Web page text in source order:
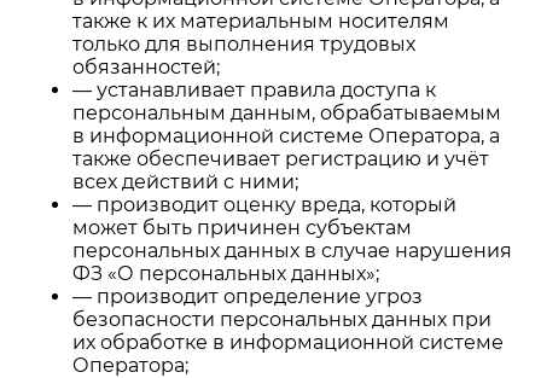
также к их материальным носителям
только для выполнения трудовых
обязанностей;
— устанавливает правила доступа к
персональным данным, обрабатываемым
в информационной системе Оператора, а
также обеспечивает регистрацию и учёт
всех действий с ними;
— производит оценку вреда, который
может быть причинен субъектам
персональных данных в случае нарушения
ФЗ «О персональных данных»;
— производит определение угроз
безопасности персональных данных при
их обработке в информационной системе
Оператора;